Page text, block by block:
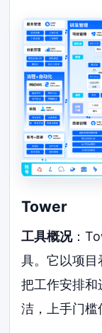
Tower
工具概况：
具。它以项目
把工作安排
洁，上手门槛